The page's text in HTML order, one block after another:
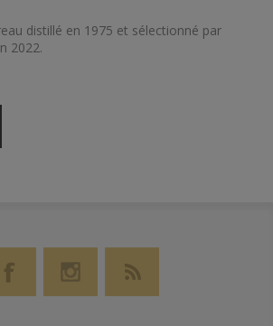
distillé en 1975 et sélectionné par
2022.